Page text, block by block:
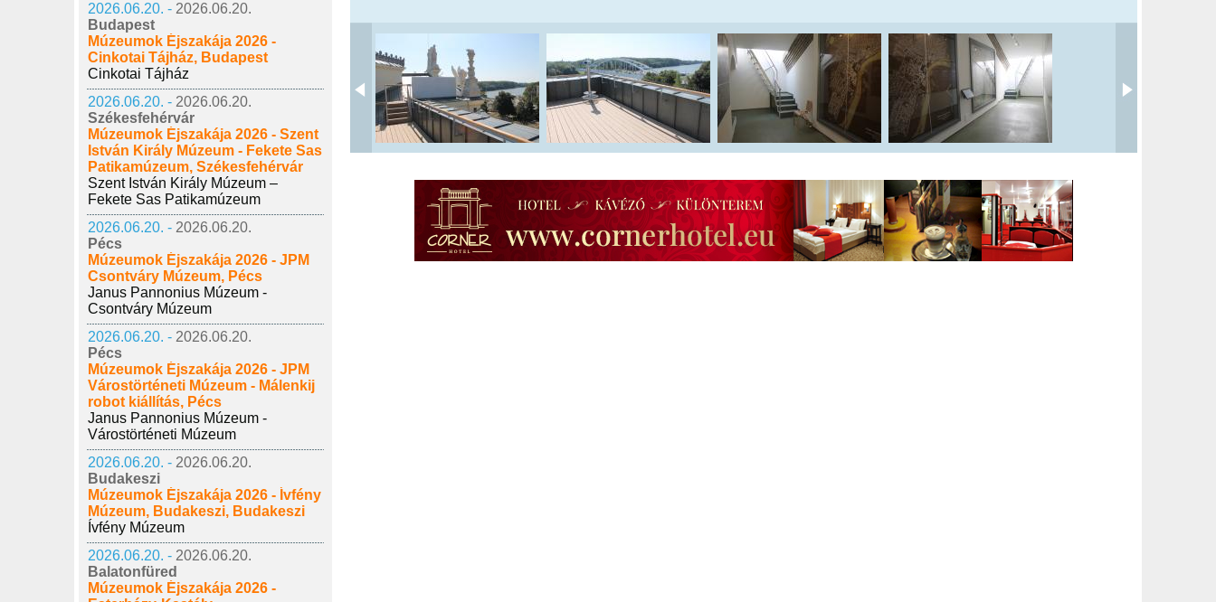
2026.06.20. - 2026.06.20.
Budapest
Múzeumok Éjszakája 2026 -
Cinkotai Tájház, Budapest
Cinkotai Tájház
2026.06.20. - 2026.06.20.
Székesfehérvár
Múzeumok Éjszakája 2026 - Szent
István Király Múzeum - Fekete Sas
Patikamúzeum, Székesfehérvár
Szent István Király Múzeum –
Fekete Sas Patikamúzeum
2026.06.20. - 2026.06.20.
Pécs
Múzeumok Éjszakája 2026 - JPM
Csontváry Múzeum, Pécs
Janus Pannonius Múzeum -
Csontváry Múzeum
2026.06.20. - 2026.06.20.
Pécs
Múzeumok Éjszakája 2026 - JPM
Várostörténeti Múzeum - Málenkij
robot kiállítás, Pécs
Janus Pannonius Múzeum -
Várostörténeti Múzeum
2026.06.20. - 2026.06.20.
Budakeszi
Múzeumok Éjszakája 2026 - Ívfény
Múzeum, Budakeszi, Budakeszi
Ívfény Múzeum
2026.06.20. - 2026.06.20.
Balatonfüred
Múzeumok Éjszakája 2026 -